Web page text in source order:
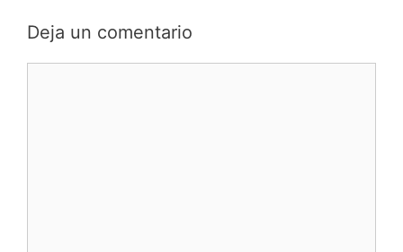
Deja un comentario